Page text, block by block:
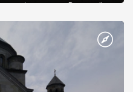
імператору Василю ІІ, та
Василем-християнином.
Херсонесу Таврійського